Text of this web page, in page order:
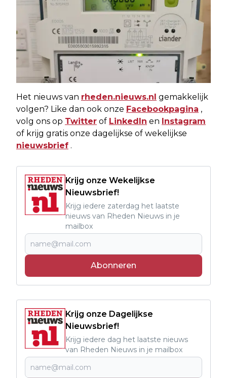
Het nieuws van rheden.nieuws.nl gemakkelijk
volgen? Like dan ook onze Facebookpagina ,
volg ons op Twitter of LinkedIn en Instagram
of krijg gratis onze dagelijkse of wekelijkse
nieuwsbrief .
Krijg onze Wekelijkse
Nieuwsbrief!
Krijg iedere zaterdag het laatste
nieuws van Rheden Nieuws in je
mailbox
Abonneren
Krijg onze Dagelijkse
Nieuwsbrief!
Krijg iedere dag het laatste nieuws
van Rheden Nieuws in je mailbox